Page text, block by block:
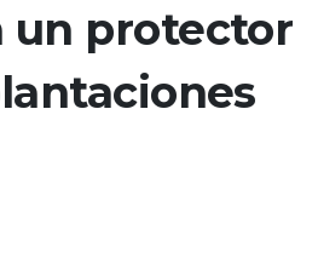
un protector